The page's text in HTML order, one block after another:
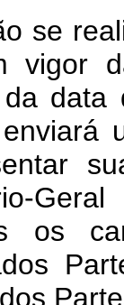
se
vigor
data
os